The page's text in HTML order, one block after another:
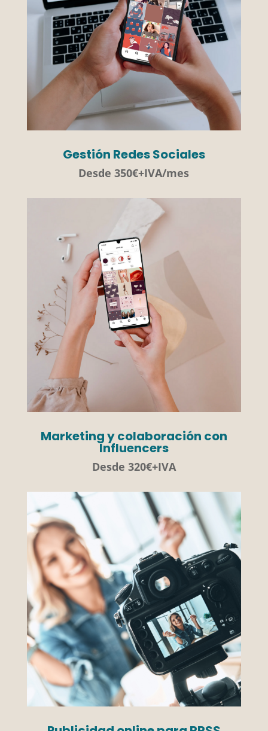
Gestión Redes Sociales
Desde 350€+IVA/mes
Marketing y colaboración con
Influencers
Desde 320€+IVA